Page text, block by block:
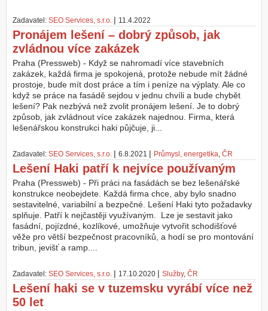
Z
a
l
o
ž
i
t
ú
č
e
t
Zadavatel: SEO Services, s.r.o. | 11.4.2022
Pronájem lešení – dobrý způsob, jak
zvládnou více zakázek
Praha (Pressweb) - Když se nahromadí více stavebních
zakázek, každá firma je spokojená, protože nebude mít žádné
prostoje, bude mít dost práce a tím i peníze na výplaty. Ale co
když se práce na fasádě sejdou v jednu chvíli a bude chybět
lešení? Pak nezbývá než zvolit pronájem lešení. Je to dobrý
způsob, jak zvládnout více zakázek najednou. Firma, která
lešenářskou konstrukci haki půjčuje, ji...
Zadavatel: SEO Services, s.r.o. | 6.8.2021 | Průmysl, energetika, ČR
Lešení Haki patří k nejvíce používaným
Praha (Pressweb) - Při práci na fasádách se bez lešenářské
konstrukce neobejdete. Každá firma chce, aby bylo snadno
sestavitelné, variabilní a bezpečné. Lešení Haki tyto požadavky
splňuje. Patří k nejčastěji využívaným. Lze je sestavit jako
fasádní, pojízdné, kozlíkové, umožňuje vytvořit schodišťové
věže pro větší bezpečnost pracovníků, a hodí se pro montování
tribun, jevišť a ramp....
Zadavatel: SEO Services, s.r.o. | 17.10.2020 | Služby, ČR
Lešení haki se v tuzemsku vyrábí více než
50 let